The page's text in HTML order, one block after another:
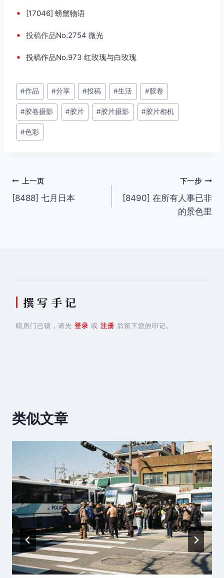
• [17046] 螃蟹物语
• 投稿作品No.2754 微光
• 投稿作品No.973 红玫瑰与白玫瑰
文
章
标
签：
#作品 #分享 #投稿 #生活 #胶卷
#胶卷摄影 #胶片 #胶片摄影 #胶片相机
#色彩
文
章
上一页
[8488] 七月日本
下一步
[8490] 在所有人事已非
的景色里
撰 写 手 记
暗房门已锁，请先 登录 或 注册 后留下您的印记。
类似文章